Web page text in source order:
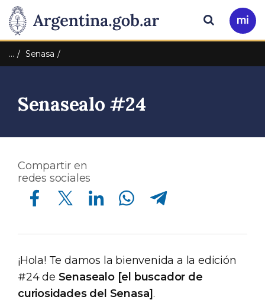
Presidencia
de
Nación
Pasar al contenido principal
Ir
a
Buscar
… Senasa
Senasealo #24
Compartir en
redes sociales
Compartir en Facebook Compartir en Twitter Compartir en Linkedin Compartir en Whatsapp Compartir en Telegram
¡Hola! Te damos la bienvenida a la edición
#24 de Senasealo [el buscador de
curiosidades del Senasa].